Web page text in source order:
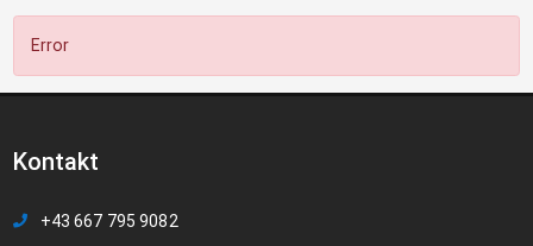
Error
Kontakt
+43 667 795 9082